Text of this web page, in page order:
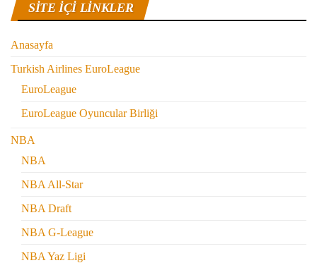
SITE IÇI LINKLER
Anasayfa
Turkish Airlines EuroLeague
EuroLeague
EuroLeague Oyuncular Birliği
NBA
NBA
NBA All-Star
NBA Draft
NBA G-League
NBA Yaz Ligi